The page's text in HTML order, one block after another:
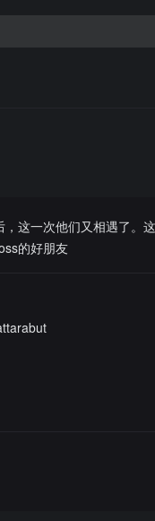
这一次他们又相遇了。
的好朋友